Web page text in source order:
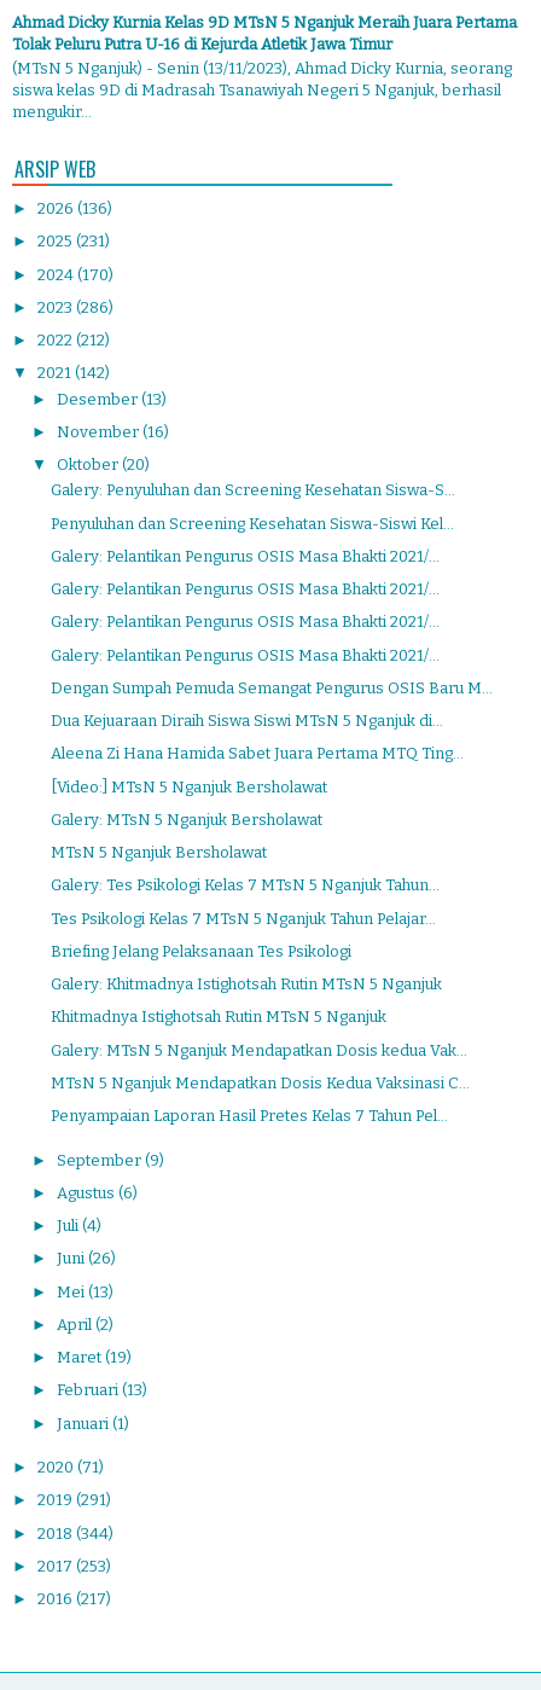
Ahmad Dicky Kurnia Kelas 9D MTsN 5 Nganjuk Meraih Juara Pertama
Tolak Peluru Putra U-16 di Kejurda Atletik Jawa Timur
(MTsN 5 Nganjuk) - Senin (13/11/2023), Ahmad Dicky Kurnia, seorang
siswa kelas 9D di Madrasah Tsanawiyah Negeri 5 Nganjuk, berhasil
mengukir...
ARSIP WEB
► 2026 (136)
► 2025 (231)
► 2024 (170)
► 2023 (286)
► 2022 (212)
▼ 2021 (142)
► Desember (13)
► November (16)
▼ Oktober (20)
Galery: Penyuluhan dan Screening Kesehatan Siswa-S...
Penyuluhan dan Screening Kesehatan Siswa-Siswi Kel...
Galery: Pelantikan Pengurus OSIS Masa Bhakti 2021/...
Galery: Pelantikan Pengurus OSIS Masa Bhakti 2021/...
Galery: Pelantikan Pengurus OSIS Masa Bhakti 2021/...
Galery: Pelantikan Pengurus OSIS Masa Bhakti 2021/...
Dengan Sumpah Pemuda Semangat Pengurus OSIS Baru M...
Dua Kejuaraan Diraih Siswa Siswi MTsN 5 Nganjuk di...
Aleena Zi Hana Hamida Sabet Juara Pertama MTQ Ting...
[Video:] MTsN 5 Nganjuk Bersholawat
Galery: MTsN 5 Nganjuk Bersholawat
MTsN 5 Nganjuk Bersholawat
Galery: Tes Psikologi Kelas 7 MTsN 5 Nganjuk Tahun...
Tes Psikologi Kelas 7 MTsN 5 Nganjuk Tahun Pelajar...
Briefing Jelang Pelaksanaan Tes Psikologi
Galery: Khitmadnya Istighotsah Rutin MTsN 5 Nganjuk
Khitmadnya Istighotsah Rutin MTsN 5 Nganjuk
Galery: MTsN 5 Nganjuk Mendapatkan Dosis kedua Vak...
MTsN 5 Nganjuk Mendapatkan Dosis Kedua Vaksinasi C...
Penyampaian Laporan Hasil Pretes Kelas 7 Tahun Pel...
► September (9)
► Agustus (6)
► Juli (4)
► Juni (26)
► Mei (13)
► April (2)
► Maret (19)
► Februari (13)
► Januari (1)
► 2020 (71)
► 2019 (291)
► 2018 (344)
► 2017 (253)
► 2016 (217)